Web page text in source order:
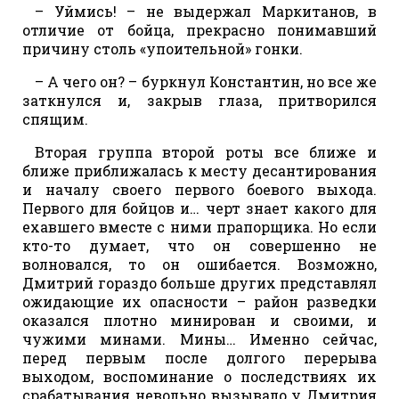
– Уймись! – не выдержал Маркитанов, в
отличие от бойца, прекрасно понимавший
причину столь «упоительной» гонки.
– А чего он? – буркнул Константин, но все же
заткнулся и, закрыв глаза, притворился
спящим.
Вторая группа второй роты все ближе и
ближе приближалась к месту десантирования
и началу своего первого боевого выхода.
Первого для бойцов и… черт знает какого для
ехавшего вместе с ними прапорщика. Но если
кто-то думает, что он совершенно не
волновался, то он ошибается. Возможно,
Дмитрий гораздо больше других представлял
ожидающие их опасности – район разведки
оказался плотно минирован и своими, и
чужими минами. Мины… Именно сейчас,
перед первым после долгого перерыва
выходом, воспоминание о последствиях их
срабатывания невольно вызывало у Дмитрия